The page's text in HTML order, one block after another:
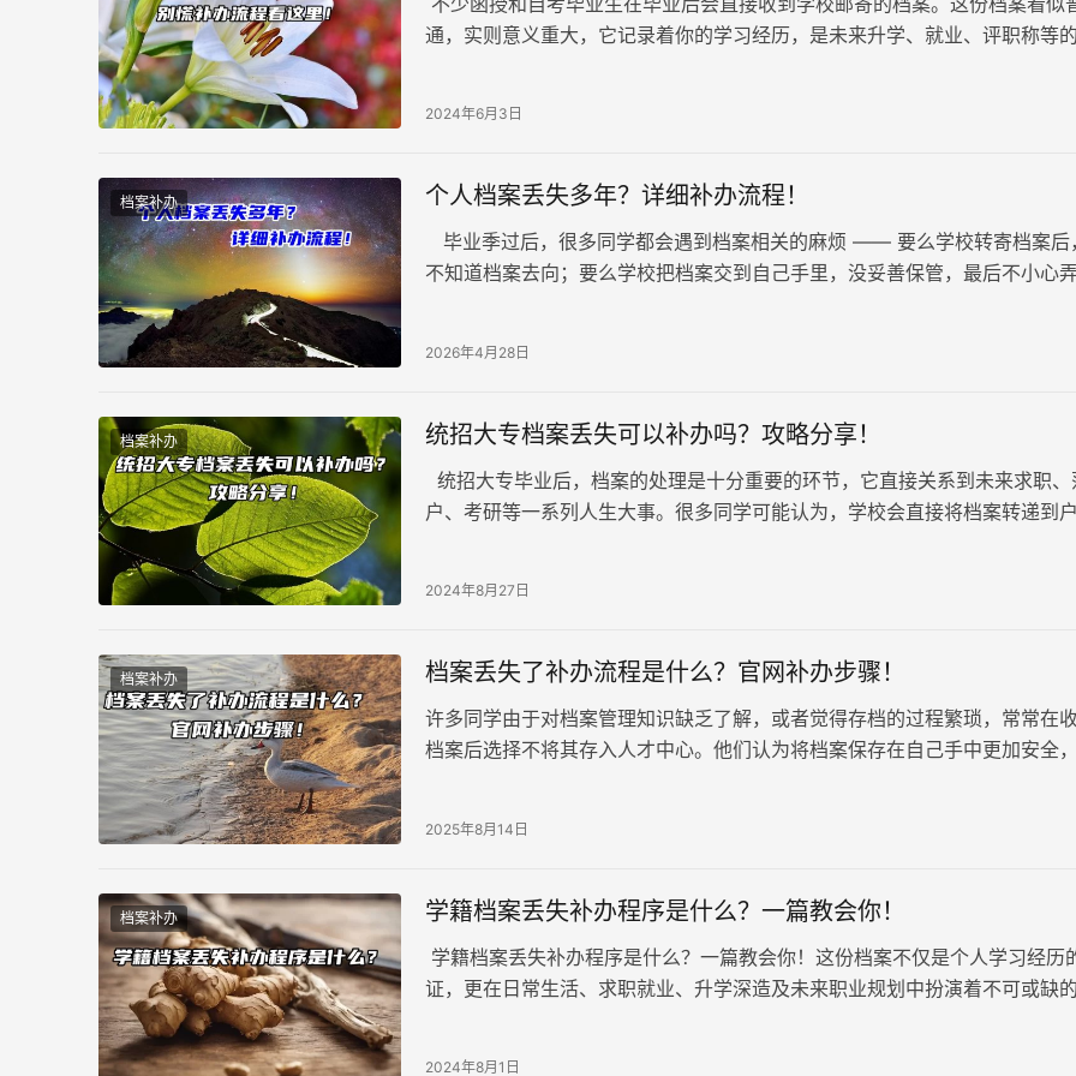
通，实则意义重大，它记录着你的学习经历，是未来升学、就业、评职称等
2024年6月3日
档案补办 个人档案丢失多年？详细补办流程！
毕业季过后，很多同学都会遇到档案相关的麻烦 —— 要么学校转寄档案后，
不知道档案去向；要么学校把档案交到自己手里，没妥善保管，最后不小心
2026年4月28日
档案补办 统招大专档案丢失可以补办吗？攻略分享！
统招大专毕业后，档案的处理是十分重要的环节，它直接关系到未来求职、
户、考研等一系列人生大事。很多同学可能认为，学校会直接将档案转递到
2024年8月27日
档案补办 档案丢失了补办流程是什么？官网补办步骤！
许多同学由于对档案管理知识缺乏了解，或者觉得存档的过程繁琐，常常在
档案后选择不将其存入人才中心。他们认为将档案保存在自己手中更加安全
2025年8月14日
档案补办 学籍档案丢失补办程序是什么？一篇教会你！
学籍档案丢失补办程序是什么？一篇教会你！这份档案不仅是个人学习经历
证，更在日常生活、求职就业、升学深造及未来职业规划中扮演着不可或缺
2024年8月1日